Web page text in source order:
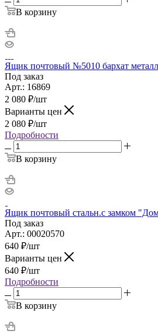
В корзину
Ящик почтовый №5010 бархат
Под заказ
Арт.: 16869
2 080 ₽/шт
Варианты цен
2 080 ₽/шт
Подробности
В корзину
Ящик почтовый стальн.с замком
Под заказ
Арт.: 00020570
640 ₽/шт
Варианты цен
640 ₽/шт
Подробности
В корзину